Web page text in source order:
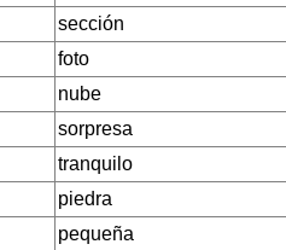
sección
foto
nube
sorpresa
tranquilo
piedra
pequeña